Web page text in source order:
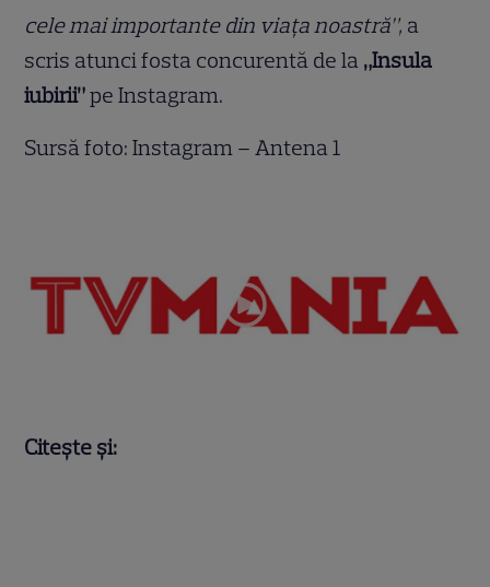
cele mai importante din viața noastră”, a
scris atunci fosta concurentă de la „Insula
iubirii”pe Instagram.
Sursă foto: Instagram – Antena 1
Citește și: